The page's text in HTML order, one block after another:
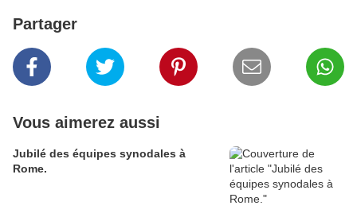
Partager
Vous aimerez aussi
Jubilé des équipes synodales à
Rome.